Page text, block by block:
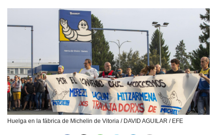
Huelga en la fábrica de Michelin de Vitoria / DAVID AGUILAR / EFE